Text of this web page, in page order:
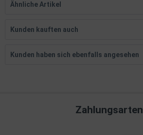
Ähnliche Artikel
Kunden kauften auch
Kunden haben sich ebenfalls angesehen
Zahlungsarten